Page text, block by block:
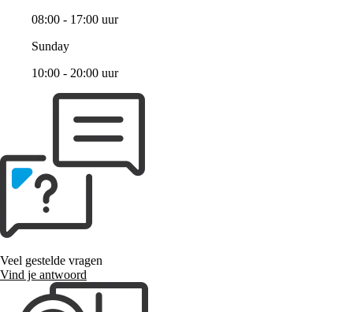
08:00 - 17:00 uur
Sunday
10:00 - 20:00 uur
Veel gestelde vragen
Vind je antwoord